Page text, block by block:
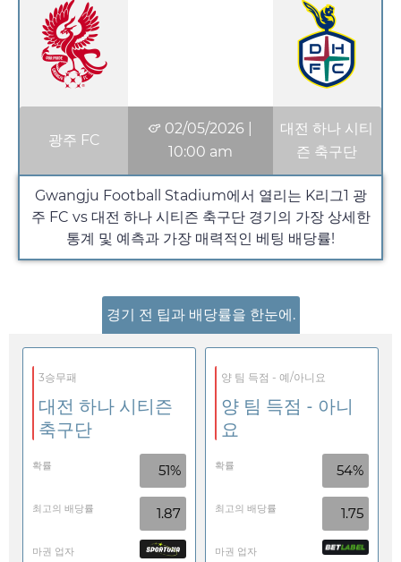
광주 FC
02/05/2026
10:00 am
대전 하나 시티
즌 축구단
Gwangju Football Stadium에서 열리는 K리그1 광
주 FC vs 대전 하나 시티즌 축구단 경기의 가장 상세한
통계 및 예측과 가장 매력적인 베팅 배당률!
경기 전 팁과 배당률을 한눈에.
3승무패
대전 하나 시티즌
축구단
확률 51%
최고의 배당률 1.87
마권 업자
양 팀 득점 - 예/아니요
양 팀 득점 - 아니
요
확률 54%
최고의 배당률 1.75
마권 업자